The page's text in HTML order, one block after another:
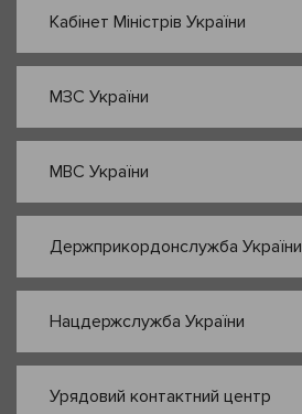
Кабінет Міністрів України
МЗС України
МВС України
Держприкордонслужба України
Нацдержслужба України
Урядовий контактний центр